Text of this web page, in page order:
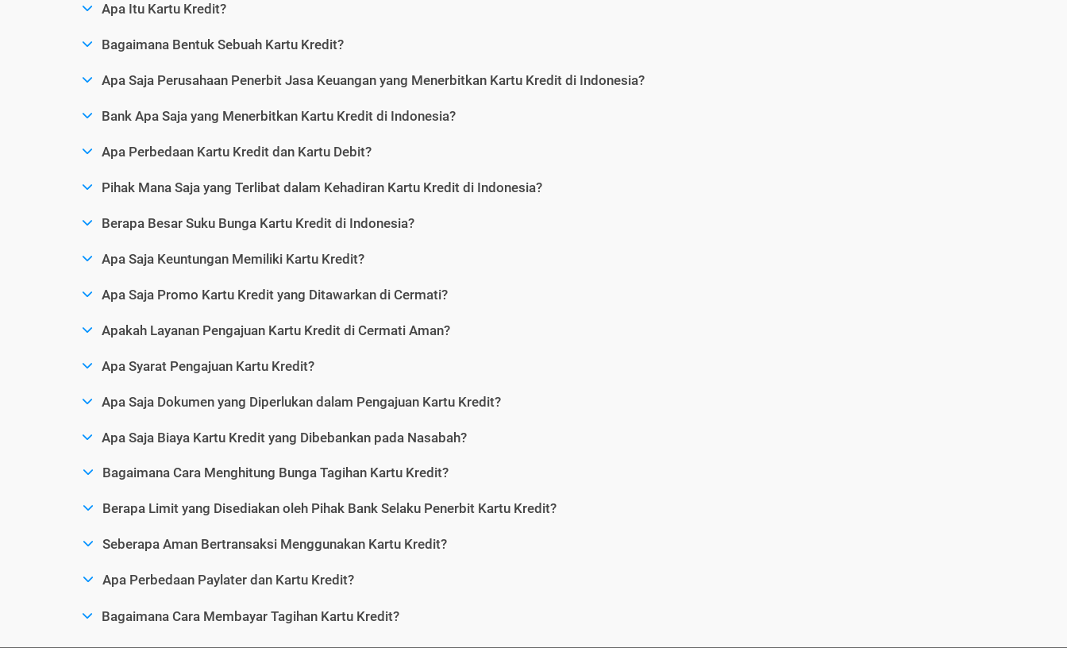
Apa Itu Kartu Kredit?
Bagaimana Bentuk Sebuah Kartu Kredit?
Apa Saja Perusahaan Penerbit Jasa Keuangan yang Menerbitkan Kartu Kredit di Indonesia?
Bank Apa Saja yang Menerbitkan Kartu Kredit di Indonesia?
Apa Perbedaan Kartu Kredit dan Kartu Debit?
Pihak Mana Saja yang Terlibat dalam Kehadiran Kartu Kredit di Indonesia?
Berapa Besar Suku Bunga Kartu Kredit di Indonesia?
Apa Saja Keuntungan Memiliki Kartu Kredit?
Apa Saja Promo Kartu Kredit yang Ditawarkan di Cermati?
Apakah Layanan Pengajuan Kartu Kredit di Cermati Aman?
Apa Syarat Pengajuan Kartu Kredit?
Apa Saja Dokumen yang Diperlukan dalam Pengajuan Kartu Kredit?
Apa Saja Biaya Kartu Kredit yang Dibebankan pada Nasabah?
Bagaimana Cara Menghitung Bunga Tagihan Kartu Kredit?
Berapa Limit yang Disediakan oleh Pihak Bank Selaku Penerbit Kartu Kredit?
Seberapa Aman Bertransaksi Menggunakan Kartu Kredit?
Apa Perbedaan Paylater dan Kartu Kredit?
Bagaimana Cara Membayar Tagihan Kartu Kredit?